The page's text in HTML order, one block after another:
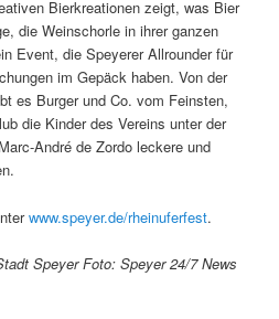
Bierkreationen zeigt, was Bier
die Weinschorle in ihrer ganzen
Event, die Speyerer Allrounder für
im Gepäck haben. Von der
es Burger und Co. vom Feinsten,
die Kinder des Vereins unter der
André de Zordo leckere und
www.speyer.de/rheinuferfest.
Speyer Foto: Speyer 24/7 News